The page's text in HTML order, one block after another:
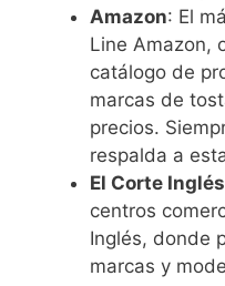
Amazon: El
Line Amazon,
catálogo de
marcas de
precios.
respalda a
El Corte Inglés
centros
Inglés, donde
marcas y